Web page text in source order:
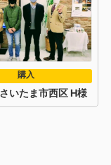
購入
いたま市西区 H様